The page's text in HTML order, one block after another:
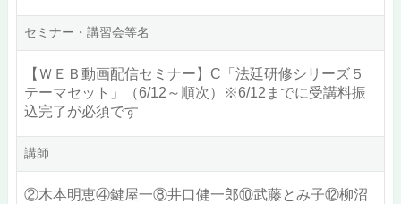
セミナー・講習会等名
【ＷＥＢ動画配信セミナー】C「法廷研修シリーズ５
テーマセット」（6/12～順次）※6/12までに受講料振
込完了が必須です
講師
②木本明恵④鍵屋一⑧井口健一郎⑩武藤とみ子⑫柳沼